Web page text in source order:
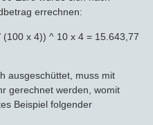
errechnen:
x 4)) ^ 10 x 4 = 15.643,77
ausgeschüttet, muss mit
gerechnet werden, womit
Beispiel folgender